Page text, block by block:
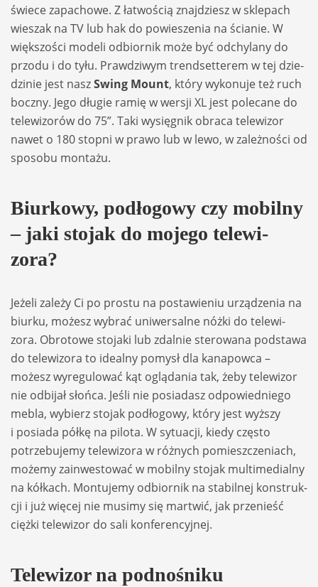
świece zapa­chowe. Z łatwo­ścią znaj­dziesz w skle­pach
wie­szak na TV lub hak do powie­sze­nia na ścia­nie. W
więk­szo­ści modeli odbior­nik może być odchy­lany do
przodu i do tyłu. Praw­dzi­wym trend­set­te­rem w tej dzie­
dzi­nie jest naszSwing Mount, który wyko­nuje też ruch
boczny. Jego dłu­gie ramię w wer­sji XL jest pole­cane do
tele­wi­zorów do 75”. Taki wysię­gnik obraca tele­wi­zor
nawet o 180 stopni w prawo lub w lewo, w zależ­no­ści od
spo­sobu mon­tażu.
Biur­kowy, podło­gowy czy mobilny
– jaki sto­jak do mojego tele­wi­
zora?
Jeżeli zależy Ci po pro­stu na posta­wie­niu urzą­dze­nia na
biurku, możesz wybrać uni­wer­salne nóżki do tele­wi­
zora. Obro­towe sto­jaki lub zdal­nie ste­ro­wana pod­stawa
do tele­wi­zora to ide­alny pomysł dla kana­powca –
możesz wyre­gu­lo­wać kąt oglą­da­nia tak, żeby tele­wi­zor
nie odbi­jał słońca. Jeśli nie posia­dasz odpo­wied­niego
mebla, wybierz sto­jak podło­gowy, który jest wyż­szy
i posiada półkę na pilota. W sytu­acji, kiedy czę­sto
potrze­bu­jemy tele­wi­zora w róż­nych pomiesz­cze­niach,
możemy zain­we­sto­wać w mobilny sto­jak mul­ti­me­dialny
na kół­kach. Mon­tu­jemy odbior­nik na sta­bil­nej kon­struk­
cji i już wię­cej nie musimy się mar­twić, jak prze­nieść
ciężki tele­wi­zor do sali kon­fe­ren­cyj­nej.
Tele­wi­zor na podno­śniku